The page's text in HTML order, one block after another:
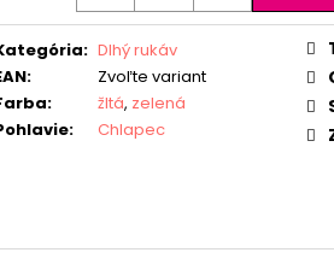
: Dlhý rukáv
:
Zvoľte variant
: žltá, zelená
: Chlapec